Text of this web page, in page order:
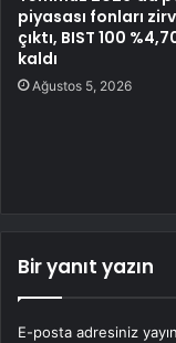
piyasası fonları
çıktı, BIST 100
kaldı
Ağustos 5, 2026
Bir yanıt yazın
E-posta adresiniz